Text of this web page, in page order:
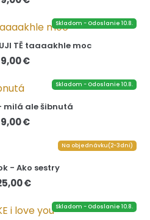
Skladom - Odoslanie 10.8.
TĚ taaaakhle moc
€
Skladom - Odoslanie 10.8.
milá ale šibnutá
€
Na objednávku(2-3dni)
- Ako sestry
€
Skladom - Odoslanie 10.8.